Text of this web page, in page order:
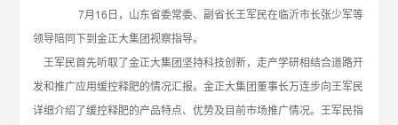
7月16日，山东省委常委、副省长王军民在临沂市长张少军等
领导陪同下到金正大集团视察指导。
王军民首先听取了金正大集团坚持科技创新，走产学研相结合道路开
发和推广应用缓控释肥的情况汇报。金正大集团董事长万连步向王军民
详细介绍了缓控释肥的产品特点、优势及目前市场推广情况。王军民指